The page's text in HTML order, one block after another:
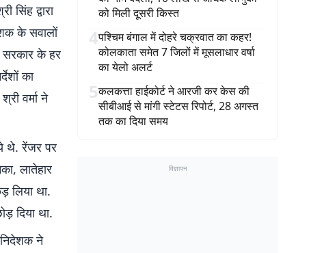
सिंह द्वारा
के सवालों
सरकार के हर
का
वर्मा ने
थे. रेंजर पर
लातेहार
लिया था.
दिया था.
निदेशक ने
को मिली दूसरी किस्त
4पश्चिम बंगाल में दोहरे चक्रवात का कहर!
कोलकाता समेत 7 जिलों में मूसलाधार वर्षा
का येलो अलर्ट
5कलकत्ता हाईकोर्ट ने आरजी कर केस की
सीबीआई से मांगी स्टेटस रिपोर्ट, 28 अगस्त
तक का दिया समय
विज्ञापन